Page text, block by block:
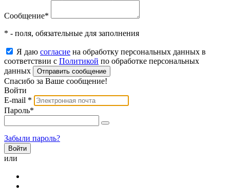
Сообщение*
* - поля, обязательные для заполнения
Я даю согласие на обработку персональных данных в
соответствии с Политикой по обработке персональных
данных
Отправить сообщение
Спасибо за Ваше сообщение!
Войти
E-mail *
Пароль*
Забыли пароль?
или